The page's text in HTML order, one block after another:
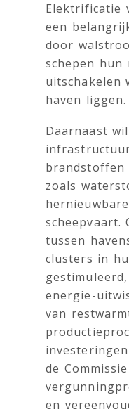
Elektrificatie
een
door
schepen hun
uitschakelen
haven liggen.
Daarnaast
brandstoffen
zoals
scheepvaart.
tussen
clusters in
energie-
van
de Commissie
en